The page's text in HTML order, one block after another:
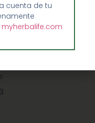
cuenta de tu
myherbalife.com